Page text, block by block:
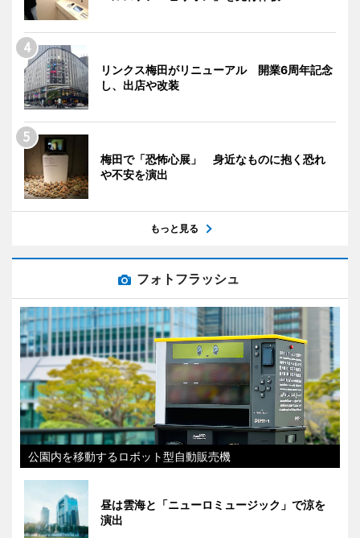
リンクス梅田がリニューアル 開業6周年記念
し、出店や改装
梅田で「恐怖心展」 身近なものに抱く恐れ
や不安を演出
もっと見る
フォトフラッシュ
公園内を移動するロボット型自動販売機
昼は雲海と「ニューロミュージック」で涼を
演出